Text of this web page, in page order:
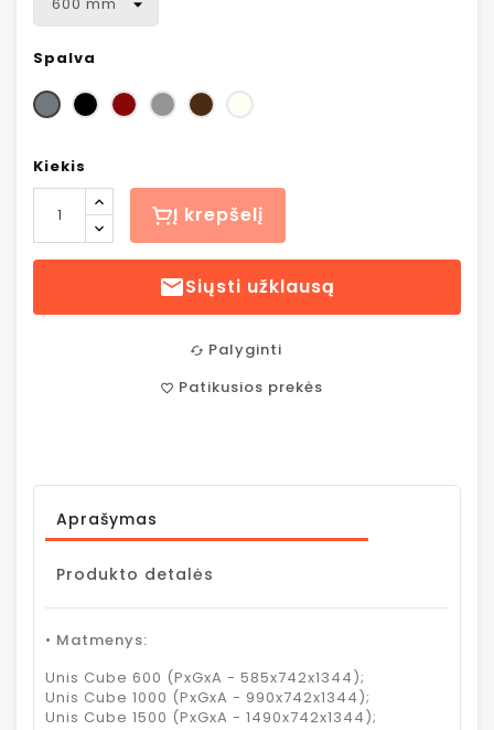
Spalva
Nerūdijančio plieno Juoda Raudona
Pilka
Kiekis
Į krepšelį
Siųsti užklausą
cached Palyginti
favorite_border Patikusios prekės
Aprašymas
Produkto detalės
• Matmenys:
Unis Cube 600 (PxGxA - 585x742x1344);
Unis Cube 1000 (PxGxA - 990x742x1344);
Unis Cube 1500 (PxGxA - 1490x742x1344);